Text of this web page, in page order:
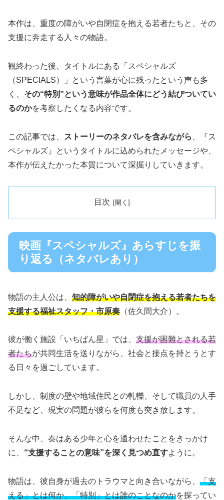
本作は、重度の障がいや自閉症を抱える若者たちと、その
支援に奔走する人々の物語。
観終わった後、タイトルにある「スペシャルズ
（SPECIALS）」という言葉が心に残ったという声も多
く、 その“特別”という意味が作品全体にどう結びついてい
るのかを考察したくなる内容です。
この記事では、 ストーリーのネタバレを含みながら
、『ス
ペシャルズ』というタイトルに込められたメッセージや、
本作が伝えたかった本質について深掘りしていきます。
目次
映画『スペシャルズ』あらすじを振
り返る（ネタバレあり）
物語の主人公は、 知的障がいや自閉症を抱える若者たちを
支援する福祉スタッフ・市原奏 （佐久間大介）。
彼が働く施設「いちばん星」では、 支援が困難とされる若
者たちが共同生活を送りながら、社会と接点を持とうとす
る日々を過ごしています。
しかし、制度の壁や地域住民との軋轢、そして職員の人手
不足など、現実の問題が彼らを何度も突き放します。
そんな中、奏はある少年と心を通わせたことをきっかけ
に、 “支援することの意味”を深く見つめ直すように。
物語は、彼自身が過去のトラウマと向き合いながら、 「支
える」とは何か、「特別」とは誰のことなのかを探ってい